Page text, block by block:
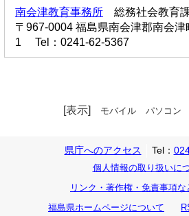
南会津教育事務所 総務社会教育
〒967-0004 福島県南会津郡南会
1 Tel：0241-62-5367
[表示] モバイル パソコン
県庁へのアクセス Tel：
個人情報の取り扱いに
リンク・著作権・免責事項な
福島県ホームページについて